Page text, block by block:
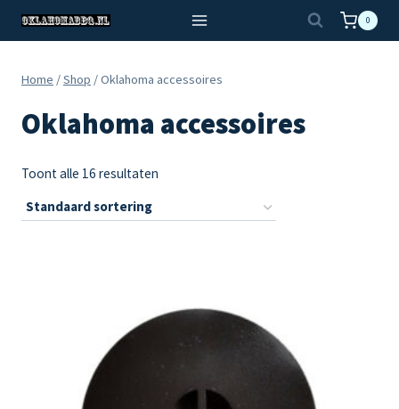
Doorgaan
0
Home /Shop /Oklahoma accessoires
Oklahoma accessoires
Toont alle 16 resultaten